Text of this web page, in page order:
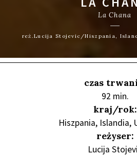
La Chana
reż.Lucija Stojevic/Hiszpania,
czas
92 min.
kraj/rok:
Hiszpania, Islandia,
reżyser:
Lucija